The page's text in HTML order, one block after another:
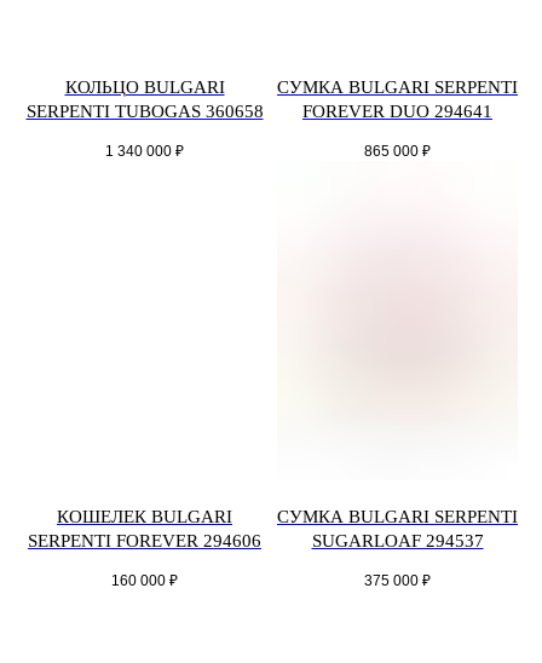
КОЛЬЦО BULGARI
SERPENTI TUBOGAS 360658
1 340 000 ₽
СУМКА BULGARI SERPENTI
FOREVER DUO 294641
865 000 ₽
КОШЕЛЕК BULGARI
SERPENTI FOREVER 294606
160 000 ₽
СУМКА BULGARI SERPENTI
SUGARLOAF 294537
375 000 ₽